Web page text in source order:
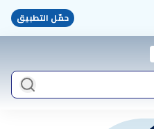
حمّل التطبيق